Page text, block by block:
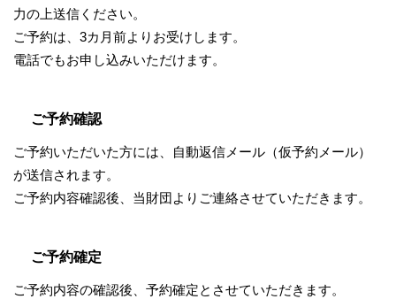
力の上送信ください。
ご予約は、3カ月前よりお受けします。
電話でもお申し込みいただけます。
ご予約確認
ご予約いただいた方には、自動返信メール（仮予約メール）
が送信されます。
ご予約内容確認後、当財団よりご連絡させていただきます。
ご予約確定
ご予約内容の確認後、予約確定とさせていただきます。